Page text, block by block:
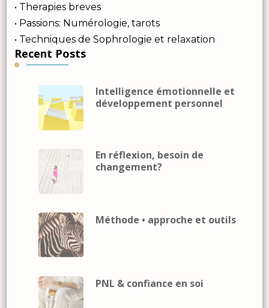
• Therapies breves
• Passions: Numérologie, tarots
• Techniques de Sophrologie et relaxation
Recent Posts
Intelligence émotionnelle et
développement personnel
En réflexion, besoin de
changement?
Méthode • approche et outils
PNL & confiance en soi